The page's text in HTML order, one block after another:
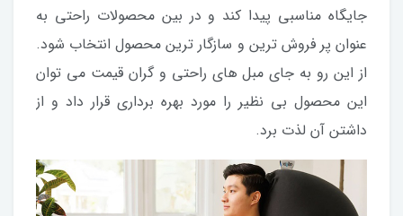
جایگاه مناسبی پیدا کند و در بین محصولات راحتی به
عنوان پر فروش ترین و سازگار ترین محصول انتخاب شود.
از این رو به جای مبل های راحتی و گران قیمت می توان
این محصول بی نظیر را مورد بهره برداری قرار داد و از
داشتن آن لذت برد.